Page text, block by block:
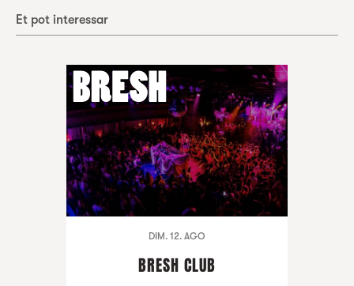
Et pot interessar
DIM. 12. AGO
BRESH CLUB